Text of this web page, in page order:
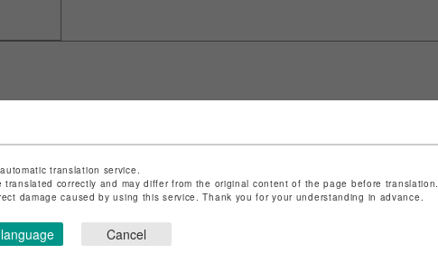
づく表記はこちら
ちら
SHOP TOP
translation service.
correctly and may differ from the original content of the page before translation.
damage caused by using this service. Thank you for your understanding in advance.
Cancel